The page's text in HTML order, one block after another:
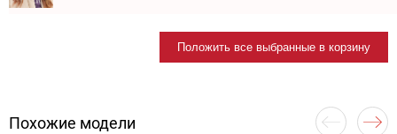
Положить все выбранные в корзину
Похожие модели